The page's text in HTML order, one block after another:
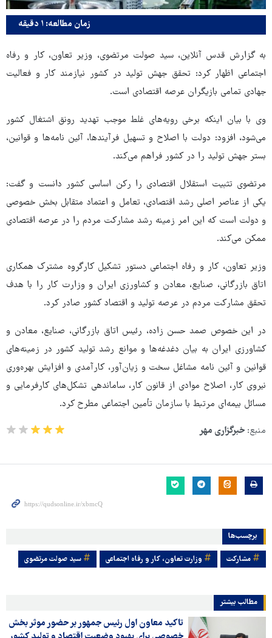
زمان مطالعه: ۱ دقیقه
به گزارش قدس آنلاین، سید صولت مرتضوی، وزیر تعاون، کار و رفاه
اجتماعی اظهار کرد: تحقق جهش تولید در کشور نیازمند کار و فعالیت
جهادی تمامی بازیگران عرصه اقتصادی است.
وی با بیان اینکه برخی رویه‌های غلط موجب تهدید رونق اشتغال کشور
می‌شود، افزود: دولت با اصلاح و تسهیل فرآیندها، آئین نامه‌ها و قوانین،
بستر جهش تولید را در کشور فراهم می‌کند.
مرتضوی تثبیت استقلال اقتصادی را رکن اساسی کشور دانست و گفت:
یکی از عناصر اصلی رشد اقتصادی، تعامل و اعتماد متقابل بخش خصوصی
و دولت است که این امر زمینه رشد مشارکت مردم را در عرصه اقتصادی
ممکن می‌کند.
وزیر تعاون، کار و رفاه اجتماعی دستور تشکیل کارگروه مشترک همکاری
اتاق بازرگانی، صنایع، معادن و کشاورزی ایران و وزارت کار را با هدف
تحقق مشارکت مردم در عرصه تولید و اقتصاد کشور صادر کرد.
در این خصوص صمد حسن زاده، رئیس اتاق بازرگانی، صنایع، معادن و
کشاورزی ایران به بیان دغدغه‌ها و موانع رشد تولید کشور در زمینه‌های
قوانین و آئین نامه مشاغل سخت و زیان‌آور، کارآمدی و افزایش بهره‌وری
نیروی کار، اصلاح موادی از قانون کار، ساماندهی تشکل‌های کارفرمایی و
مسائل بیمه‌ای مرتبط با سازمان تأمین اجتماعی مطرح کرد.
منبع: خبرگزاری مهر
برچسب‌ها
مشارکت وزارت تعاون، کار و رفاه اجتماعی سید صولت مرتضوی
مطالب بیشتر
تاکید معاون اول رئیس جمهور بر حضور موثر بخش